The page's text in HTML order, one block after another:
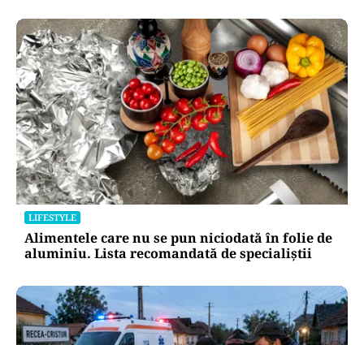
LIFESTYLE
Alimentele care nu se pun niciodată în folie de
aluminiu. Lista recomandată de specialiștii